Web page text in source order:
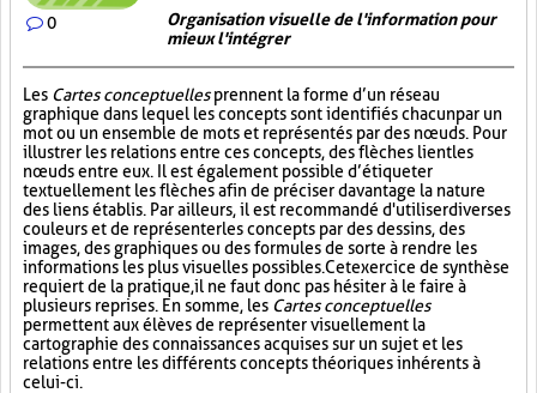
0
Organisation visuelle de l'information pour
mieux l'intégrer
Les Cartes conceptuellesprennent la forme d’un réseau
graphique dans lequel les concepts sont identifiés chacun par un
mot ou un ensemble de mots et représentés par des nœuds. Pour
illustrer les relations entre ces concepts, des flèches lient les
nœuds entre eux. Il est également possible d’étiqueter
textuellement les flèches afin de préciser davantage la nature
des liens établis. Par ailleurs, il est recommandé d'utiliser diverses
couleurs et de représenter les concepts par des dessins, des
images, des graphiques ou des formules de sorte à rendre les
informations les plus visuelles possibles. Cet exercice de synthèse
requiert de la pratique, il ne faut donc pas hésiter à le faire à
plusieurs reprises. En somme, les Cartes conceptuelles
permettent aux élèves de représenter visuellement la
cartographie des connaissances acquises sur un sujet et les
relations entre les différents concepts théoriques inhérents à
celui-ci.